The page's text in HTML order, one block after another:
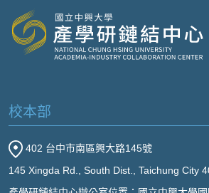
校本部
402 台中市南區興大路145號
145 Xingda Rd., South Dist., Taichung City